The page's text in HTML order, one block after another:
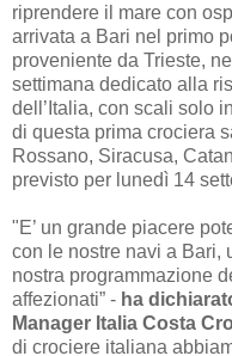
riprendere il mare con
arrivata a Bari nel primo
proveniente da Trieste,
settimana dedicato alla
dell’Italia, con scali solo
di questa prima crociera
Rossano, Siracusa,
previsto per lunedì 14
"E’ un grande piacere
con le nostre navi a Bari,
nostra programmazione
affezionati” - ha
Manager Italia Costa
di crociere italiana